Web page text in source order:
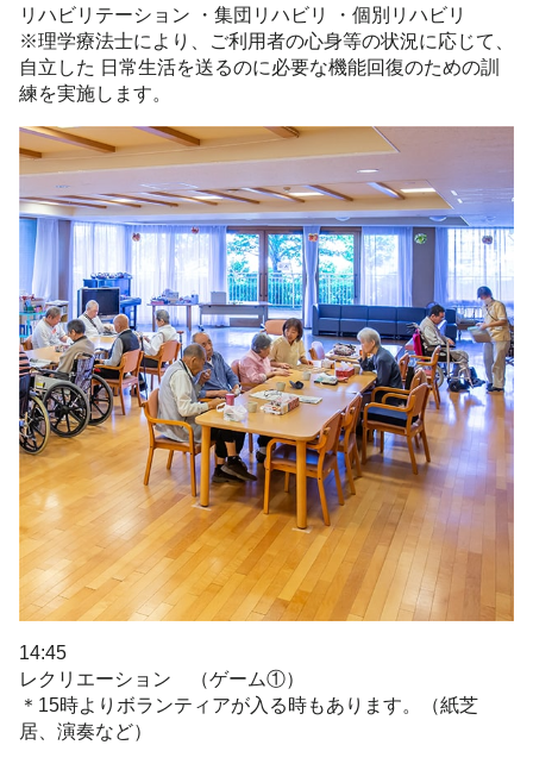
リハビリテーション ・集団リハビリ ・個別リハビリ
※理学療法士により、ご利用者の心身等の状況に応じて、
自立した 日常生活を送るのに必要な機能回復のための訓
練を実施します。
14:45
レクリエーション （ゲーム①）
＊15時よりボランティアが入る時もあります。（紙芝
居、演奏など）